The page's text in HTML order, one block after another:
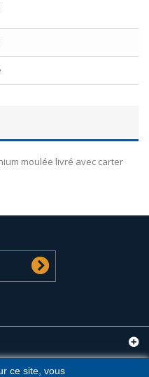
moulée livré avec carter
ce site, vous